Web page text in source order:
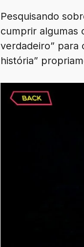
Pesquisando
cumprir algumas
verdadeiro” para
história”